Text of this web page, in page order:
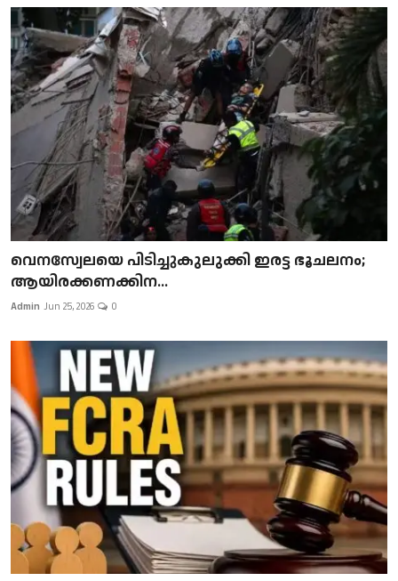
വെനസ്വേലയെ പിടിച്ചുകുലുക്കി ഇരട്ട ഭൂചലനം;
ആയിരക്കണക്കിന...
Admin Jun 25, 2026 0